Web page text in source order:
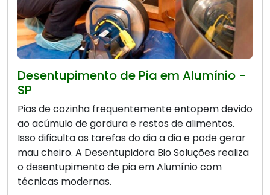
Desentupimento de Pia em Alumínio -
SP
Pias de cozinha frequentemente entopem devido
ao acúmulo de gordura e restos de alimentos.
Isso dificulta as tarefas do dia a dia e pode gerar
mau cheiro. A Desentupidora Bio Soluções realiza
o desentupimento de pia em Alumínio com
técnicas modernas.